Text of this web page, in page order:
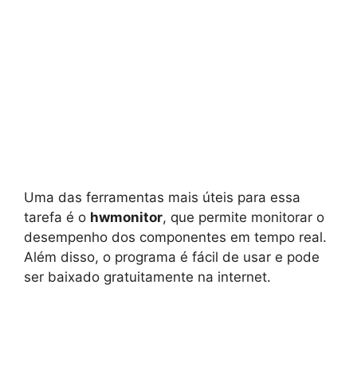
Uma das ferramentas mais úteis para essa
tarefa é o hwmonitor, que permite monitorar o
desempenho dos componentes em tempo real.
Além disso, o programa é fácil de usar e pode
ser baixado gratuitamente na internet.